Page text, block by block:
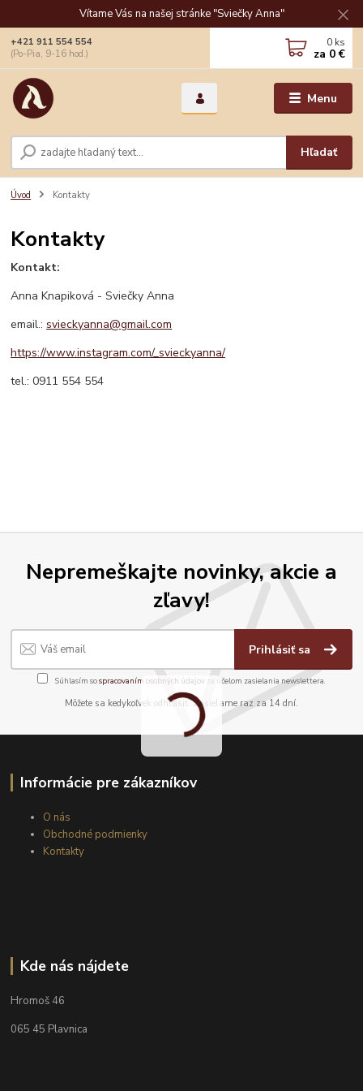
Vítame Vás na našej stránke "Sviečky Anna"
Menu
Hľadať
+421 911 554 554
(Po-Pia, 9-16 hod.)
0 ks
za 0 €
Úvod Kontakty
Kontakty
Kontakt:
Anna Knapiková - Sviečky Anna
email.:svieckyanna@gmail.com
https://www.instagram.com/_svieckyanna/
tel.: 0911 554 554
Nepremeškajte novinky, akcie a
zľavy!
Prihlásiť sa
Súhlasím sospracovaním osobných údajov za účelom zasielania newslettera.
Môžete sa kedykoľvek odhlásiť. Zasielame raz za 14 dní.
Informácie pre zákazníkov
O nás
Obchodné podmienky
Kontakty
Kde nás nájdete
Hromoš 46
065 45 Plavnica